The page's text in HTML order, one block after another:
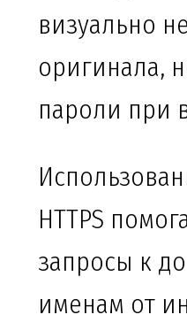
визуально
оригинала,
пароли при
HTTPS
запросы к
именам от